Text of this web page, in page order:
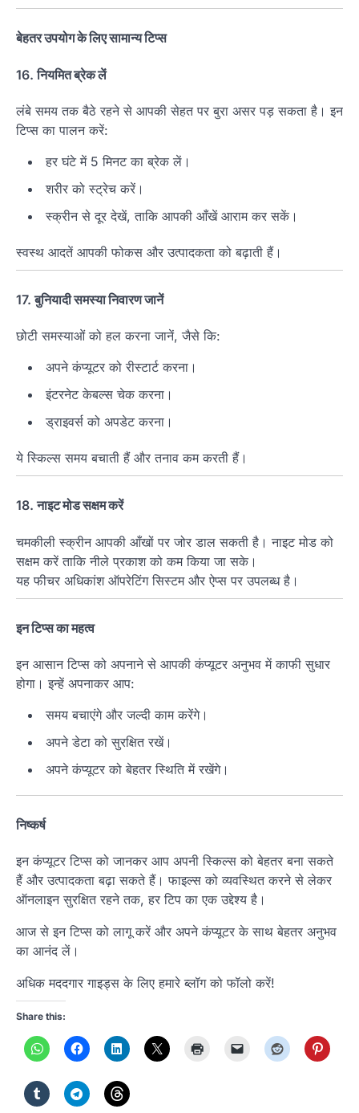
बेहतर उपयोग के लिए सामान्य टिप्स
16.नियमित ब्रेक लें
लंबे समय तक बैठे रहने से आपकी सेहत पर बुरा असर पड़ सकता है। इन
टिप्स का पालन करें:
हर घंटे में 5 मिनट का ब्रेक लें।
शरीर को स्ट्रेच करें।
स्क्रीन से दूर देखें, ताकि आपकी आँखें आराम कर सकें।
स्वस्थ आदतें आपकी फोकस और उत्पादकता को बढ़ाती हैं।
17.बुनियादी समस्या निवारण जानें
छोटी समस्याओं को हल करना जानें, जैसे कि:
अपने कंप्यूटर को रीस्टार्ट करना।
इंटरनेट केबल्स चेक करना।
ड्राइवर्स को अपडेट करना।
ये स्किल्स समय बचाती हैं और तनाव कम करती हैं।
18.नाइट मोड सक्षम करें
चमकीली स्क्रीन आपकी आँखों पर जोर डाल सकती है। नाइट मोड को
सक्षम करें ताकि नीले प्रकाश को कम किया जा सके।
यह फीचर अधिकांश ऑपरेटिंग सिस्टम और ऐप्स पर उपलब्ध है।
इन टिप्स का महत्व
इन आसान टिप्स को अपनाने से आपकी कंप्यूटर अनुभव में काफी सुधार
होगा। इन्हें अपनाकर आप:
समय बचाएंगे और जल्दी काम करेंगे।
अपने डेटा को सुरक्षित रखें।
अपने कंप्यूटर को बेहतर स्थिति में रखेंगे।
निष्कर्ष
इन कंप्यूटर टिप्स को जानकर आप अपनी स्किल्स को बेहतर बना सकते
हैं और उत्पादकता बढ़ा सकते हैं। फाइल्स को व्यवस्थित करने से लेकर
ऑनलाइन सुरक्षित रहने तक, हर टिप का एक उद्देश्य है।
आज से इन टिप्स को लागू करें और अपने कंप्यूटर के साथ बेहतर अनुभव
का आनंद लें।
अधिक मददगार गाइड्स के लिए हमारे ब्लॉग को फॉलो करें!
Share this: